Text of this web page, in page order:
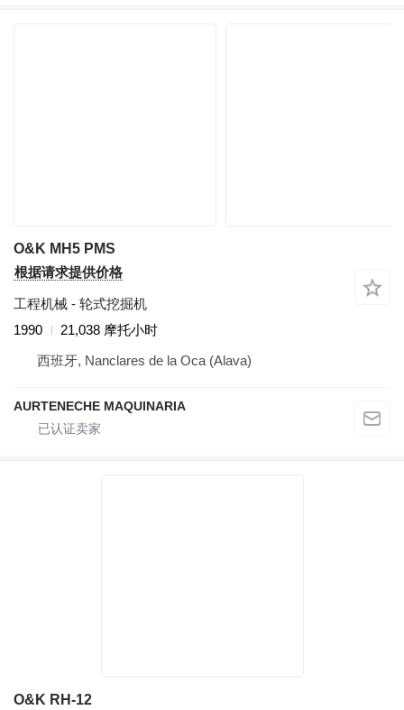
O&K MH5 PMS
根据请求提供价格
工程机械 - 轮式挖掘机
1990
21,038 摩托小时
西班牙, Nanclares de la Oca (Alava)
AURTENECHE MAQUINARIA
O&K RH-12